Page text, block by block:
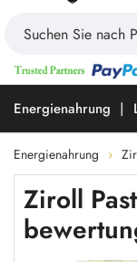
Energienahrung
Energienahrung
Ziroll